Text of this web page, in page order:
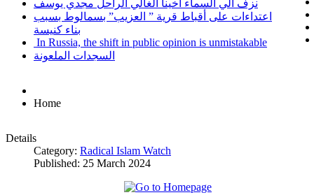
نزف الي السماء اخينا الغالي الراحل مجدي يوسف
اعتداءات على أقباط قرية ” العزيب” بسمالوط بسبب
بناء كنيسة
In Russia, the shift in public opinion is unmistakable
السجدات الملعونة
Home
Details
Category: Radical Islam Watch
Published: 25 March 2024